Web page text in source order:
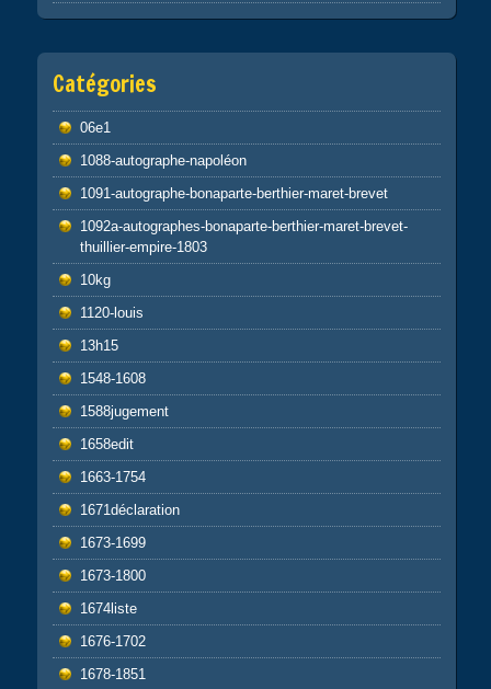
Catégories
06e1
1088-autographe-napoléon
1091-autographe-bonaparte-berthier-maret-brevet
1092a-autographes-bonaparte-berthier-maret-brevet-
thuillier-empire-1803
10kg
1120-louis
13h15
1548-1608
1588jugement
1658edit
1663-1754
1671déclaration
1673-1699
1673-1800
1674liste
1676-1702
1678-1851